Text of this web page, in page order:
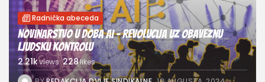
Radnička abeceda
Novinarstvo u doba AI – Revolucija uz obaveznu
ljudsku kontrolu
2.21kviews 228likes